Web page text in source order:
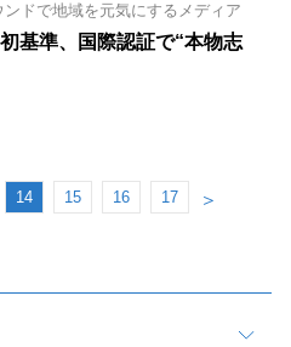
ドで地域を元気にするメディア
基準、国際認証で“本物志
14 15 16 17 ＞